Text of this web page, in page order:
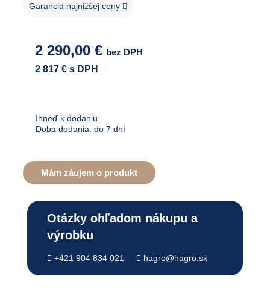
Garancia najnižšej ceny
2 290,00 € bez DPH
2 817€ s DPH
Ihneď k dodaniu
Doba dodania: do 7 dní
Mám záujem o produkt
Otázky ohľadom nákupu a
výrobku
+421 904 834 021 hagro@hagro.sk